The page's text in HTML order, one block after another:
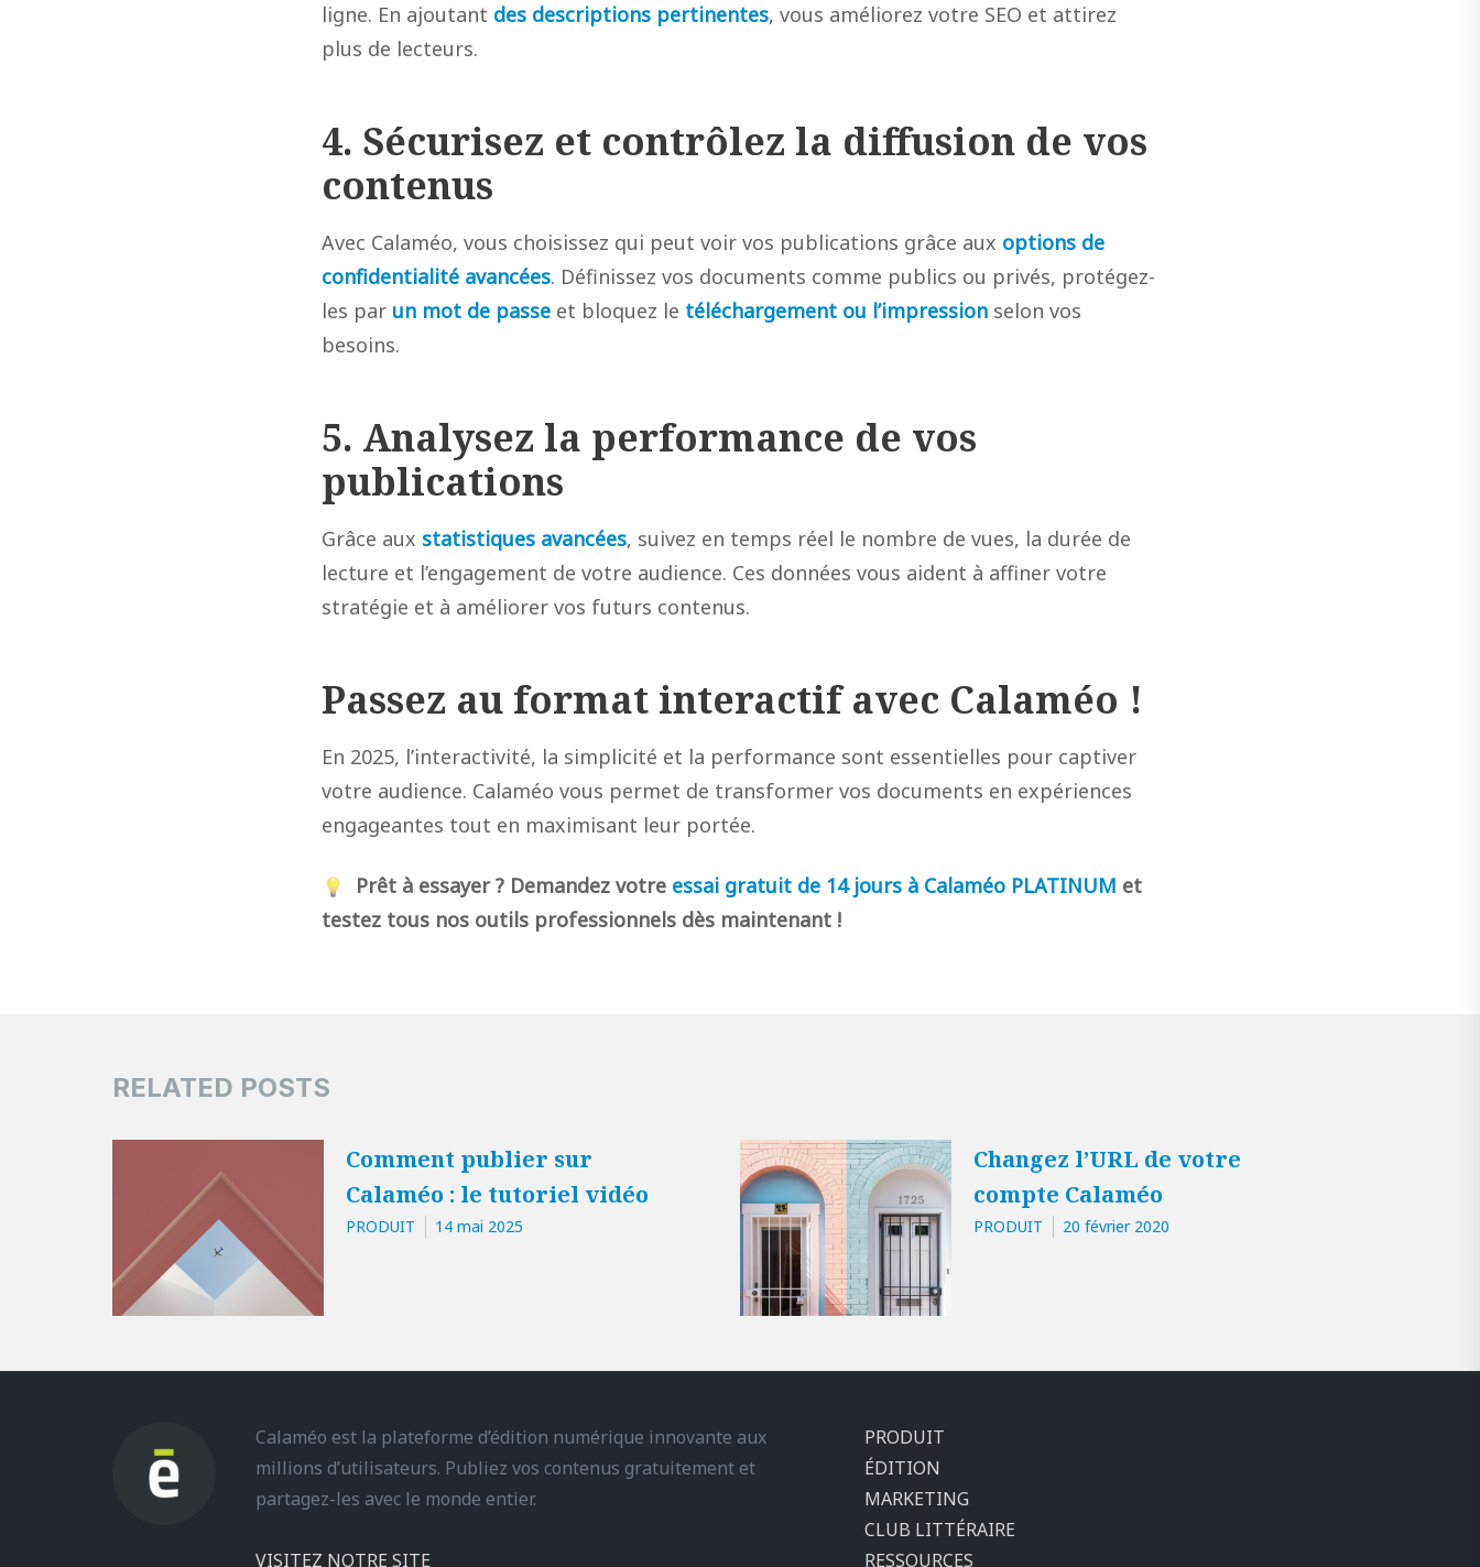
ligne. En ajoutant des descriptions pertinentes, vous améliorez votre SEO et attirez
plus de lecteurs.
4. Sécurisez et contrôlez la diffusion de vos
contenus
Avec Calaméo, vous choisissez qui peut voir vos publications grâce aux options de
confidentialité avancées. Définissez vos documents comme publics ou privés, protégez-
les par un mot de passe et bloquez le téléchargement ou l’impression selon vos
besoins.
5. Analysez la performance de vos
publications
Grâce aux statistiques avancées, suivez en temps réel le nombre de vues, la durée de
lecture et l’engagement de votre audience. Ces données vous aident à affiner votre
stratégie et à améliorer vos futurs contenus.
Passez au format interactif avec Calaméo !
En 2025, l’interactivité, la simplicité et la performance sont essentielles pour captiver
votre audience. Calaméo vous permet de transformer vos documents en expériences
engageantes tout en maximisant leur portée.
Prêt à essayer ? Demandez votre essai gratuit de 14 jours à Calaméo PLATINUM et
testez tous nos outils professionnels dès maintenant !
RELATED POSTS
Comment publier sur
Calaméo : le tutoriel vidéo
PRODUIT 14 mai 2025
Changez l’URL de votre
compte Calaméo
PRODUIT 20 février 2020
Calaméo est la plateforme d’édition numérique innovante aux
millions d’utilisateurs. Publiez vos contenus gratuitement et
partagez-les avec le monde entier.
VISITEZ NOTRE SITE
PRODUIT
ÉDITION
MARKETING
CLUB LITTÉRAIRE
RESSOURCES